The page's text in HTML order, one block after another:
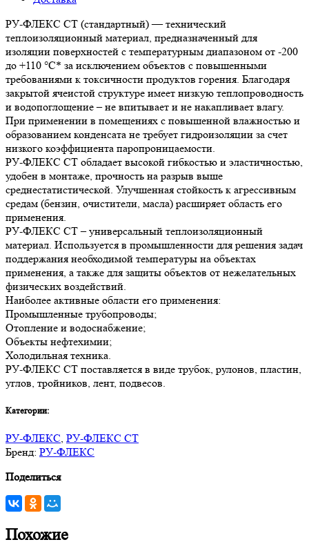
РУ-ФЛЕКС СТ (стандартный) — технический
теплоизоляционный материал, предназначенный для
изоляции поверхностей с температурным диапазоном от -200
до +110 °С* за исключением объектов с повышенными
требованиями к токсичности продуктов горения. Благодаря
закрытой ячеистой структуре имеет низкую теплопроводность
и водопоглощение – не впитывает и не накапливает влагу.
При применении в помещениях с повышенной влажностью и
образованием конденсата не требует гидроизоляции за счет
низкого коэффициента паропроницаемости.
РУ-ФЛЕКС СТ обладает высокой гибкостью и эластичностью,
удобен в монтаже, прочность на разрыв выше
среднестатистической. Улучшенная стойкость к агрессивным
средам (бензин, очистители, масла) расширяет область его
применения.
РУ-ФЛЕКС СТ – универсальный теплоизоляционный
материал. Используется в промышленности для решения задач
поддержания необходимой температуры на объектах
применения, а также для защиты объектов от нежелательных
физических воздействий.
Наиболее активные области его применения:
Промышленные трубопроводы;
Отопление и водоснабжение;
Объекты нефтехимии;
Холодильная техника.
РУ-ФЛЕКС СТ поставляется в виде трубок, рулонов, пластин,
углов, тройников, лент, подвесов.
Категории:
РУ-ФЛЕКС, РУ-ФЛЕКС СТ
Бренд: РУ-ФЛЕКС
Поделиться
Похожие